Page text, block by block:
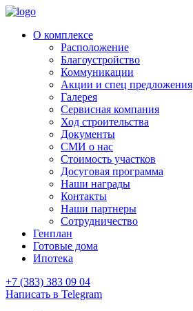
О комплексе
Расположение
Благоустройство
Коммуникации
Акции и спец предложения
Галерея
Сервисная компания
Ход строительства
Документы
СМИ о нас
Стоимость участков
Досуговая программа
Наши награды
Контакты
Наши партнеры
Сотрудничество
Генплан
Готовые дома
Ипотека
+7 (383) 383 09 04
Написать в Telegram